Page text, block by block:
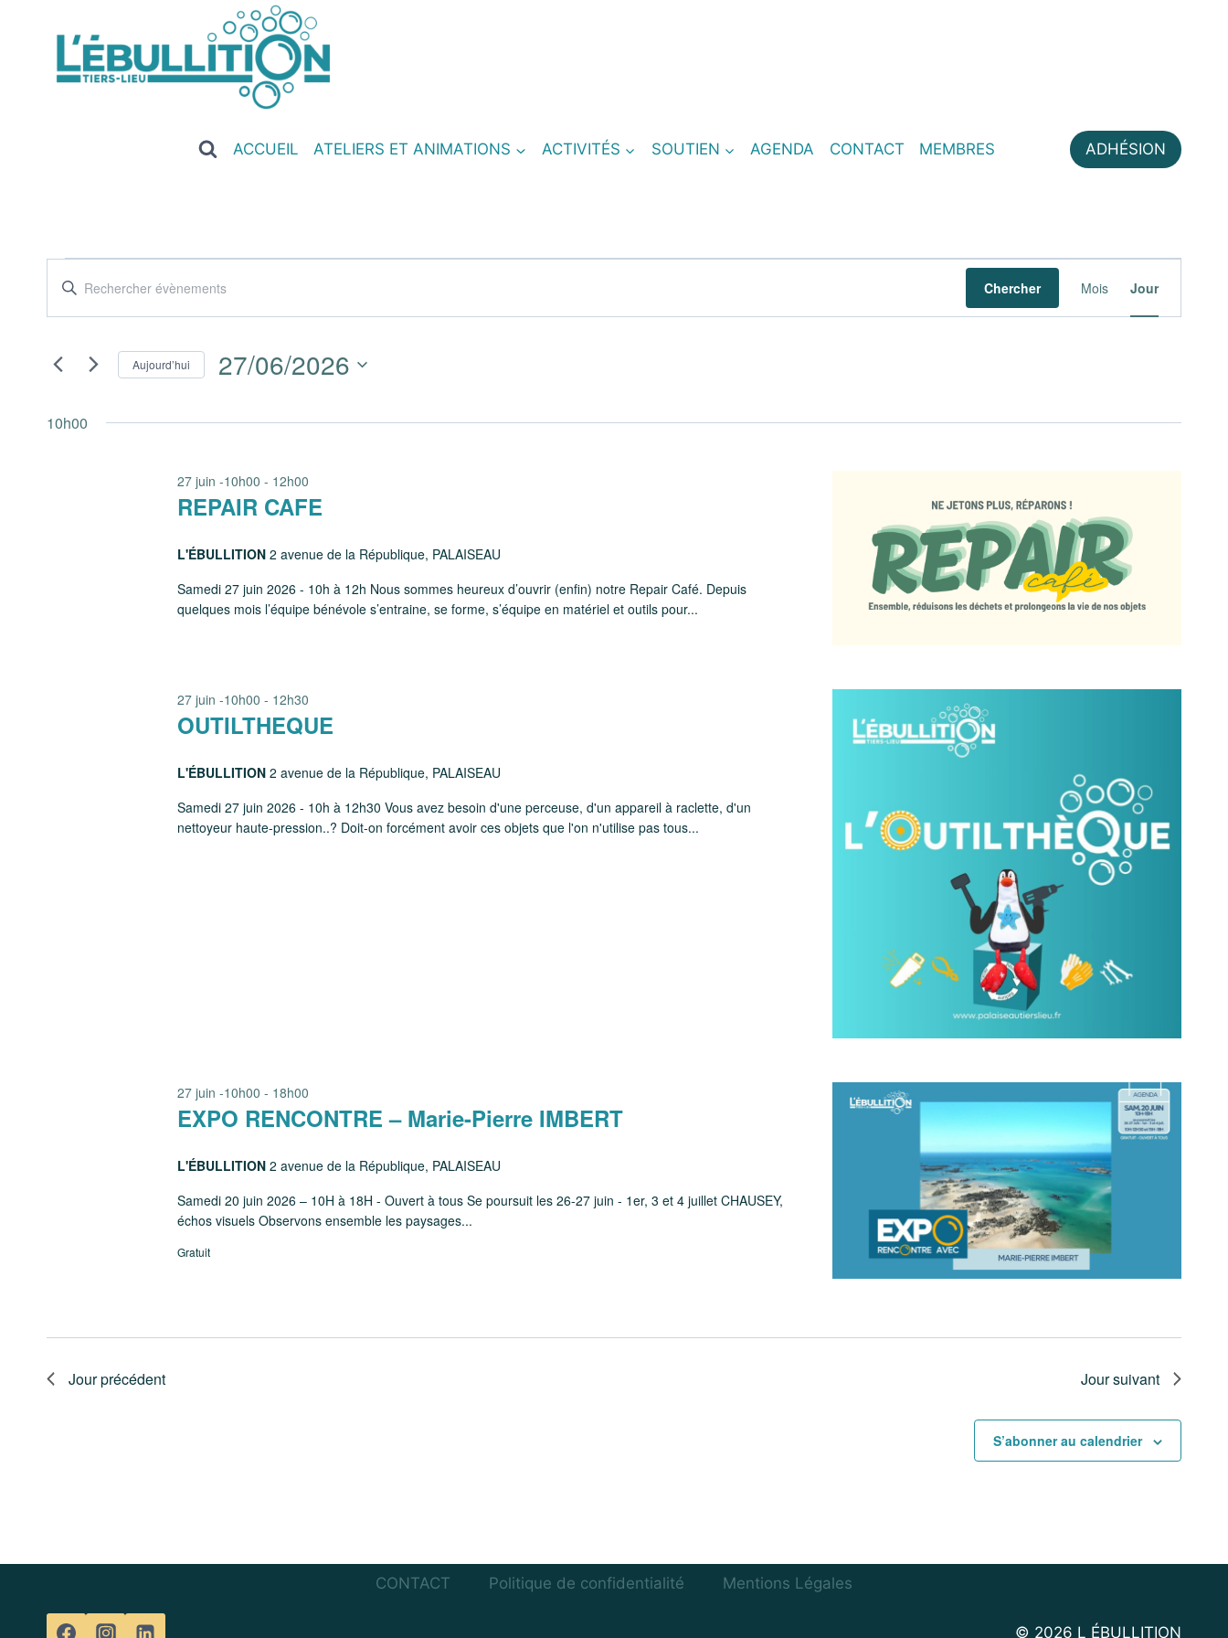
ACCUEIL ATELIERS ET ANIMATIONS ACTIVITÉS SOUTIEN AGENDA CONTACT MEMBRES ADHÉSION
Recherche
et
navigation
vues
Saisir
Rechercher
Évènements
mot-
Chercher
de
Mois Jour
Aujourd’hui 27/06/2026
une
10h00
REPAIR CAFE
27 juin -10h00 - 12h00
L'ÉBULLITION2 avenue de la République, PALAISEAU
Samedi 27 juin 2026 - 10h à 12h Nous sommes heureux d’ouvrir (enfin) notre Repair Café. Depuis
quelques mois l’équipe bénévole s’entraine, se forme, s’équipe en matériel et outils pour...
OUTILTHEQUE
27 juin -10h00 - 12h30
L'ÉBULLITION2 avenue de la République, PALAISEAU
Samedi 27 juin 2026 - 10h à 12h30 Vous avez besoin d'une perceuse, d'un appareil à raclette, d'un
nettoyeur haute-pression..? Doit-on forcément avoir ces objets que l'on n'utilise pas tous...
EXPO RENCONTRE – Marie-Pierre IMBERT
27 juin -10h00 - 18h00
L'ÉBULLITION2 avenue de la République, PALAISEAU
Samedi 20 juin 2026 – 10H à 18H - Ouvert à tous Se poursuit les 26-27 juin - 1er, 3 et 4 juillet CHAUSEY,
échos visuels Observons ensemble les paysages...
Gratuit
Jour précédent Jour suivant
S’abonner au calendrier
CONTACT Politique de confidentialité Mentions Légales
© 2026 L ÉBULLITION